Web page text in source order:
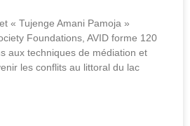
« Tujenge Amani Pamoja »
Foundations, AVID forme 120
aux techniques de médiation et
les conflits au littoral du lac